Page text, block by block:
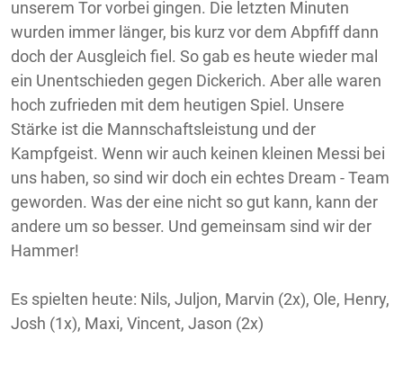
unserem Tor vorbei gingen. Die letzten Minuten
wurden immer länger, bis kurz vor dem Abpfiff dann
doch der Ausgleich fiel. So gab es heute wieder mal
ein Unentschieden gegen Dickerich. Aber alle waren
hoch zufrieden mit dem heutigen Spiel. Unsere
Stärke ist die Mannschaftsleistung und der
Kampfgeist. Wenn wir auch keinen kleinen Messi bei
uns haben, so sind wir doch ein echtes Dream - Team
geworden. Was der eine nicht so gut kann, kann der
andere um so besser. Und gemeinsam sind wir der
Hammer!
Es spielten heute: Nils, Juljon, Marvin (2x), Ole, Henry,
Josh (1x), Maxi, Vincent, Jason (2x)